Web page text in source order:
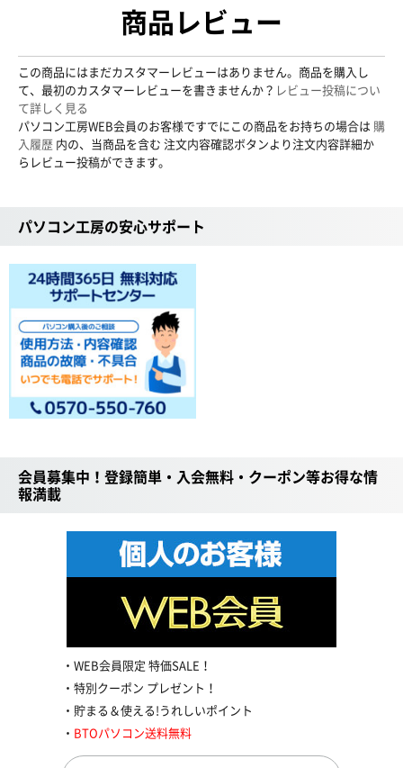
商品レビュー
この商品にはまだカスタマーレビューはありません。商品を購入し
て、最初のカスタマーレビューを書きませんか？ レビュー投稿につい
て詳しく見る
パソコン工房WEB会員のお客様ですでにこの商品をお持ちの場合は 購
入履歴 内の、当商品を含む 注文内容確認ボタンより注文内容詳細か
らレビュー投稿ができます。
パソコン工房の安心サポート
会員募集中！登録簡単・入会無料・クーポン等お得な情
報満載
WEB会員限定 特価SALE！
特別クーポン プレゼント！
貯まる＆使える!うれしいポイント
BTOパソコン送料無料